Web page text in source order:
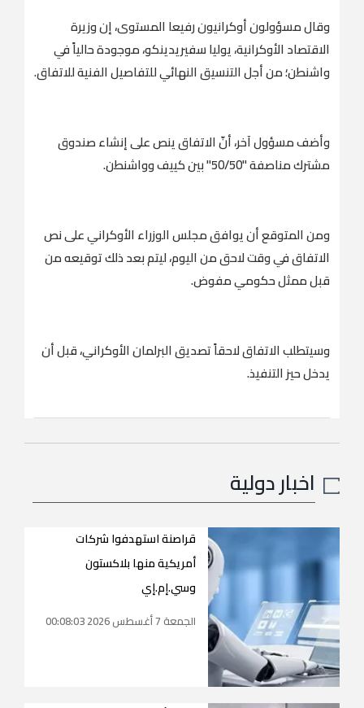
وقال مسؤولون أوكرانيون رفيعا المستوى، إن وزيرة
الاقتصاد الأوكرانية، يوليا سفيريدينكو، موجودة حالياً في
واشنطن؛ من أجل التنسيق النهائي للتفاصيل الفنية للاتفاق.
وأضف مسؤول آخر، أنّ الاتفاق ينص على إنشاء صندوق
مشترك مناصفة "50/50" بين كييف وواشنطن.
ومن المتوقع أن يوافق مجلس الوزراء الأوكراني على نص
الاتفاق في وقت لاحق من اليوم، ليتم بعد ذلك توقيعه من
قبل ممثل حكومي مفوض.
وسيتطلب الاتفاق لاحقاً تصديق البرلمان الأوكراني، قبل أن
يدخل حيز التنفيذ.
اخبار دولية
قراصنة استهدفوا شركات
أمريكية منها بلاكستون
وسي.إم.إي
الجمعة 7 أغسطس 2026 00:08:03